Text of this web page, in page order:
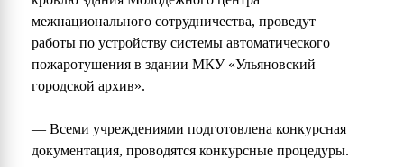
межнационального сотрудничества, проведут
работы по устройству системы автоматического
пожаротушения в здании МКУ «Ульяновский
городской архив».
— Всеми учреждениями подготовлена конкурсная
документация, проводятся конкурсные процедуры.